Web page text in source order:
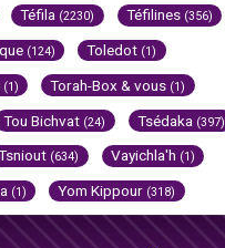
Téfila (2230) Téfilines (356)
(124) Toledot (1)
(1) Torah-Box & vous (1)
Tou Bichvat (24) Tsédaka (397)
(634) Vayichla'h (1)
(1) Yom Kippour (318)